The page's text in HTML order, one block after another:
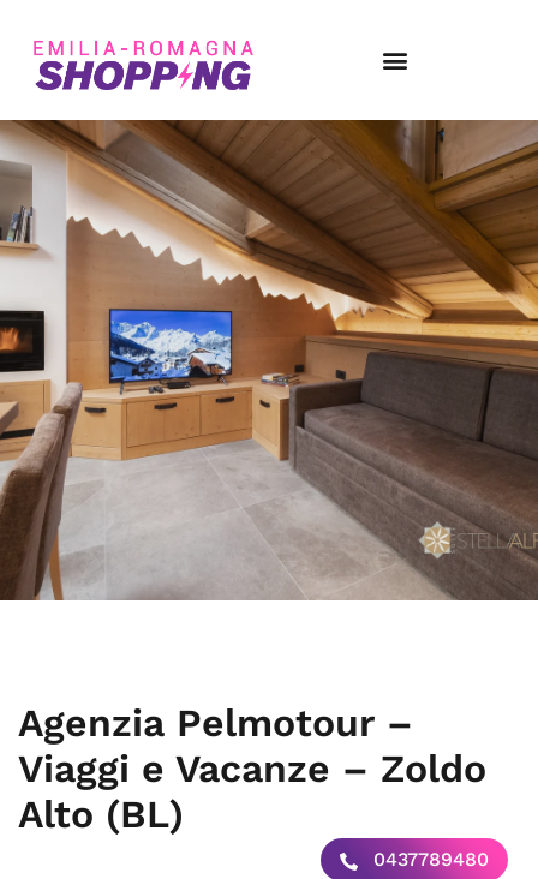
Agenzia Pelmotour –
Viaggi e Vacanze – Zoldo
Alto (BL)
0437789480